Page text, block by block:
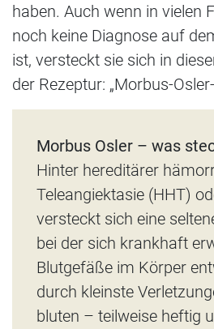
haben. Auch wenn in vielen
noch keine Diagnose auf
ist, versteckt sie sich in
der Rezeptur: „Morbus-
Morbus Osler – was
Hinter hereditärer
Teleangiektasie (HHT)
versteckt sich eine
bei der sich krankhaft
Blutgefäße im Körper
durch kleinste
bluten – teilweise heftig